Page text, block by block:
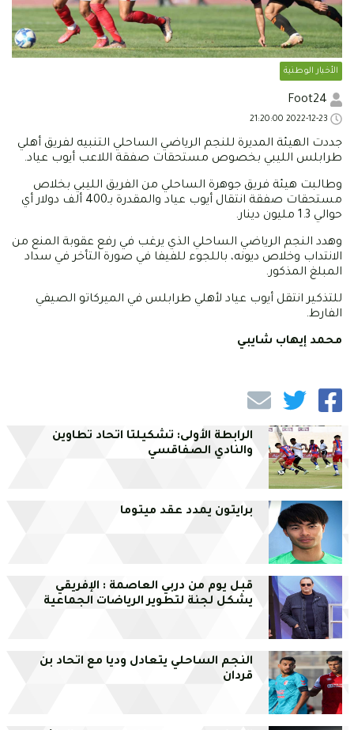
الأخبار الوطنية
جددت الهيئة المديرة للنجم الرياضي الساحلي التنبيه لفريق أهلي
طرابلس الليبي بخصوص مستحقات صفقة اللاعب أيوب عياد.
وطالبت هيئة فريق جوهرة الساحلي من الفريق الليبي بخلاص
مستحقات صفقة انتقال أيوب عياد والمقدرة بـ400 ألف دولار أي
حوالي 1.3 مليون دينار.
وهدد النجم الرياضي الساحلي الذي يرغب في رفع عقوبة المنع من
الانتداب وخلاص ديونه، باللجوء للفيفا في صورة التأخر في سداد
المبلغ المذكور.
للتذكير انتقل أيوب عياد لأهلي طرابلس في الميركاتو الصيفي
الفارط.
محمد إيهاب شايبي
الرابطة الأولى: تشكيلتا اتحاد تطاوين
والنادي الصفاقسي
برايتون يمدد عقد ميتوما
قبل يوم من دربي العاصمة : الإفريقي
يشكل لجنة لتطوير الرياضات الجماعية
النجم الساحلي يتعادل وديا مع اتحاد بن
قردان